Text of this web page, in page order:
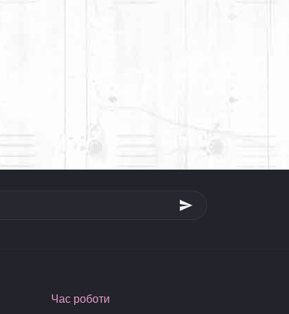
Час роботи